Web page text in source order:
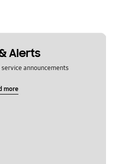
Alerts
announcements
more